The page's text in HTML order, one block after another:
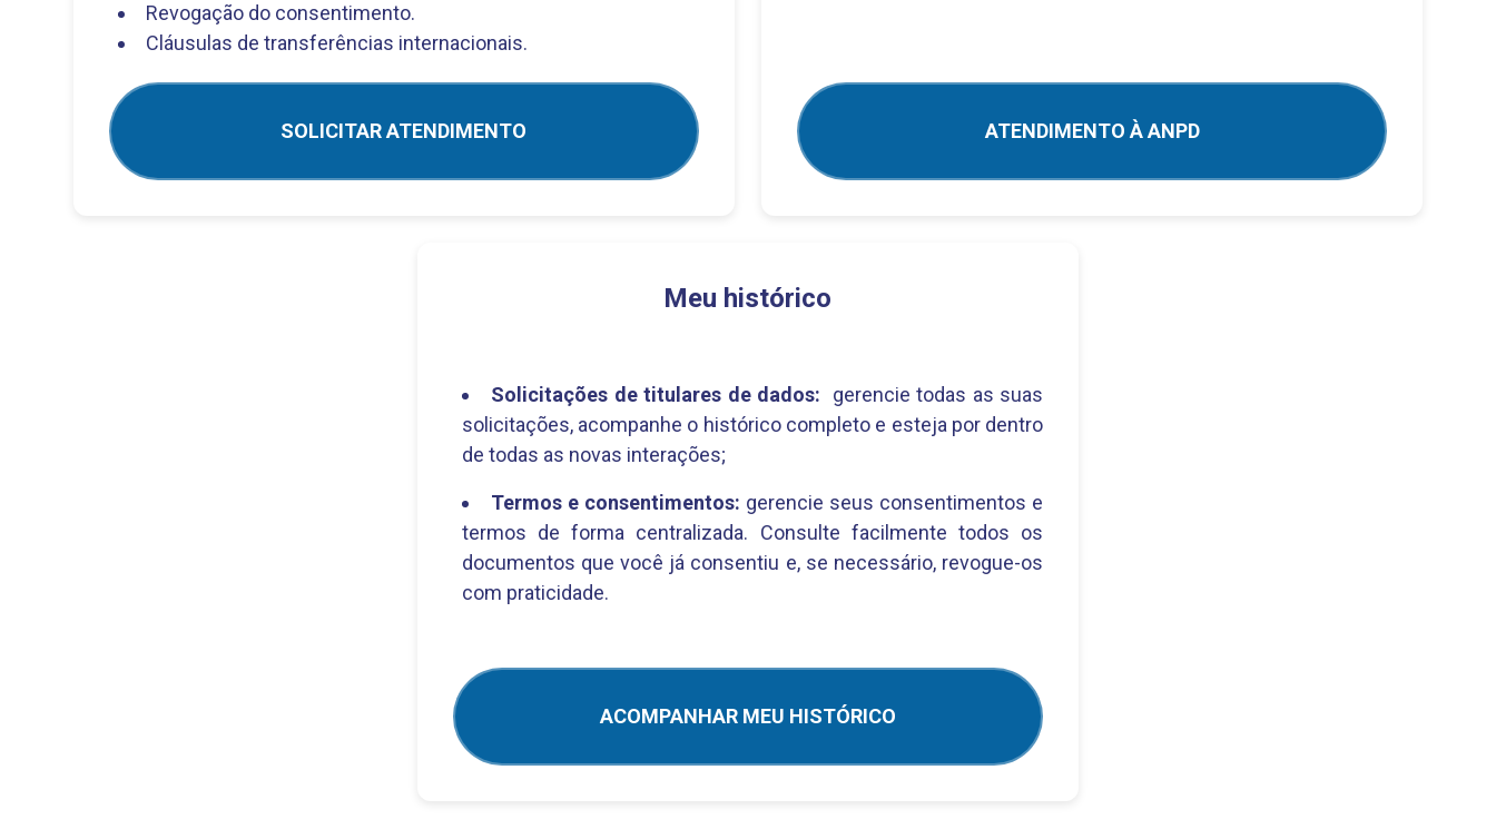
Revogação do consentimento.
Cláusulas de transferências internacionais.
SOLICITAR ATENDIMENTO ATENDIMENTO À ANPD
Meu histórico
Solicitações de titulares de dados: gerencie todas as suas
solicitações, acompanhe o histórico completo e esteja por dentro
de todas as novas interações;
Termos e consentimentos: gerencie seus consentimentos e
termos de forma centralizada. Consulte facilmente todos os
documentos que você já consentiu e, se necessário, revogue-os
com praticidade.
ACOMPANHAR MEU HISTÓRICO